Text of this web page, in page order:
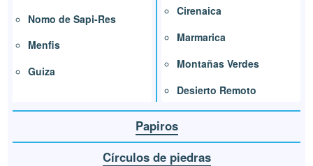
Nomo de Sapi-Res
Menfis
Guiza
Cirenaica
Marmarica
Montañas Verdes
Desierto Remoto
Papiros
Círculos de piedras